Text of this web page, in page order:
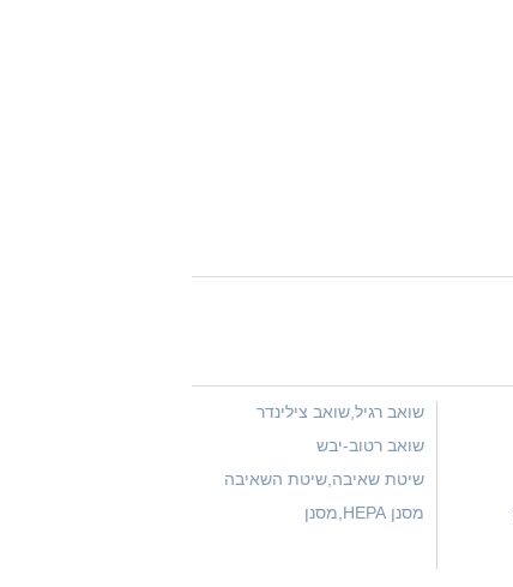
שואב רגיל,שואב צילינדר
שואב רטוב-יבש
שיטת שאיבה,שיטת השאיבה
מסנן HEPA,מסנן